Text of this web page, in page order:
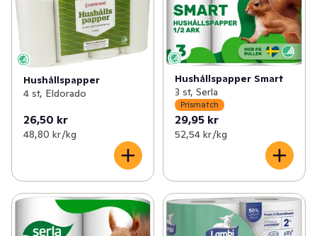
Hushållspapper
4 st, Eldorado
26,50 kr
48,80 kr /kg
Hushållspapper Smart
3 st, Serla
Prismatch
29,95 kr
52,54 kr /kg